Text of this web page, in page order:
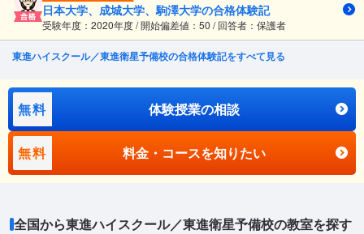
日本大学、成城大学、駒澤大学の合格体験記
受験年度：2020年度 / 開始偏差値：50 / 回答者：保護者
東進ハイスクール／東進衛星予備校の合格体験記をすべて見る
無料 体験授業の相談
無料 料金・コースを知りたい
全国から東進ハイスクール／東進衛星予備校の教室を探す